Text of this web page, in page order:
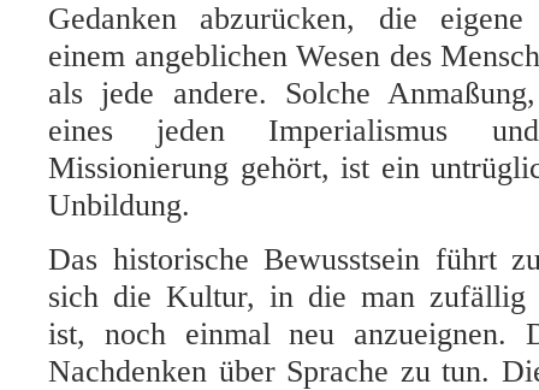
Gedanken abzurücken, die
einem angeblichen Wesen des
als jede andere. Solche
eines jeden Imperialismus
Missionierung gehört, ist ein
Unbildung.
Das historische Bewusstsein führt
sich die Kultur, in die man zufällig
ist, noch einmal neu anzueignen.
Nachdenken über Sprache zu tun.